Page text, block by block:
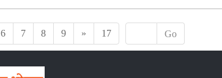
6 7 8 9 » 17 Go